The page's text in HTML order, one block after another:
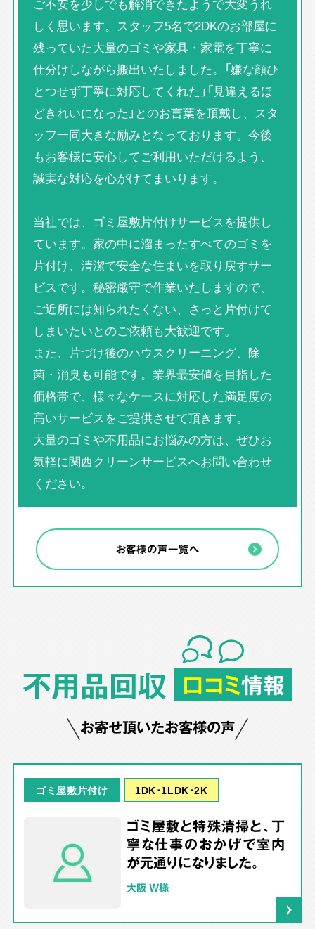
しく思います。スタッフ5名で2DKのお部屋に
残っていた大量のゴミや家具・家電を丁寧に
仕分けしながら搬出いたしました。「嫌な顔ひ
とつせず丁寧に対応してくれた」「見違えるほ
どきれいになった」とのお言葉を頂戴し、スタ
ッフ一同大きな励みとなっております。今後
もお客様に安心してご利用いただけるよう、
誠実な対応を心がけてまいります。
当社では、ゴミ屋敷片付けサービスを提供し
ています。家の中に溜まったすべてのゴミを
片付け、清潔で安全な住まいを取り戻すサー
ビスです。秘密厳守で作業いたしますので、
ご近所には知られたくない、さっと片付けて
しまいたいとのご依頼も大歓迎です。
また、片づけ後のハウスクリーニング、除
菌・消臭も可能です。業界最安値を目指した
価格帯で、様々なケースに対応した満足度の
高いサービスをご提供させて頂きます。
大量のゴミや不用品にお悩みの方は、ぜひお
気軽に関西クリーンサービスへお問い合わせ
ください。
お客様の声一覧へ
不用品回収 口コミ情報
お寄せ頂いたお客様の声
ゴミ屋敷片付け 1DK･1LDK･2K
ゴミ屋敷と特殊清掃と、丁
寧な仕事のおかげで室内
が元通りになりました。
大阪 W様